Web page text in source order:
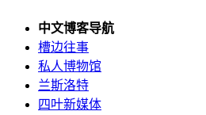
中文博客导航
槽边往事
私人博物馆
兰斯洛特
四叶新媒体